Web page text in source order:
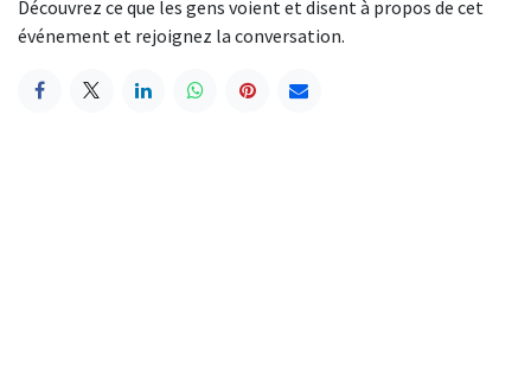
Découvrez ce que les gens voient et disent à propos de cet
événement et rejoignez la conversation.